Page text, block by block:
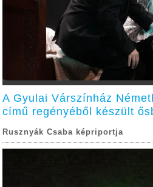
A Gyulai Várszínház
című regényéből készült
Rusznyák Csaba képriportja